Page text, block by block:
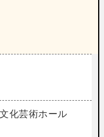
化芸術ホール